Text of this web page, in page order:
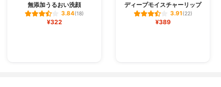
無添加うるおい洗顔
3.84(18)
¥322
ディープモイスチャーリップ
3.91(22)
¥389